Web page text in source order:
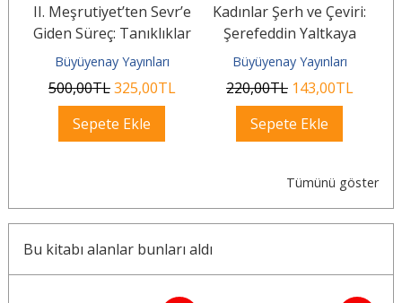
II. Meşrutiyet’ten Sevr’e
Giden Süreç: Tanıklıklar
(1908–1920)
Büyüyenay Yayınları
500,00TL325,00TL
Sepete Ekle
Kadınlar Şerh ve Çeviri:
Şerefeddin Yaltkaya
Büyüyenay Yayınları
220,00TL 143,00TL
Sepete Ekle
Tümünü göster
Bu kitabı alanlar bunları aldı